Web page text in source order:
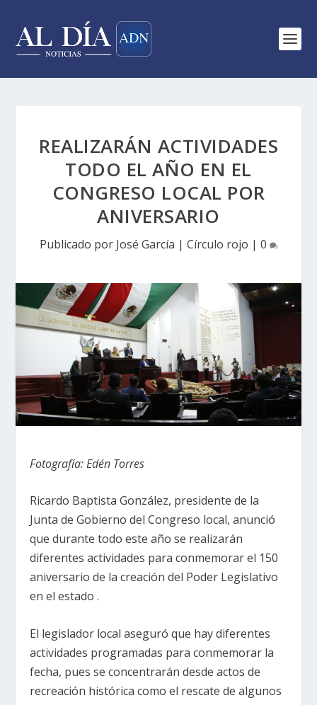
REALIZARÁN ACTIVIDADES
TODO EL AÑO EN EL
CONGRESO LOCAL POR
ANIVERSARIO
Publicado por José García | Círculo rojo | 0
Fotografía: Edén Torres
Ricardo Baptista González, presidente de la
Junta de Gobierno del Congreso local, anunció
que durante todo este año se realizarán
diferentes actividades para conmemorar el 150
aniversario de la creación del Poder Legislativo
en el estado .
El legislador local aseguró que hay diferentes
actividades programadas para conmemorar la
fecha, pues se concentrarán desde actos de
recreación histórica como el rescate de algunos